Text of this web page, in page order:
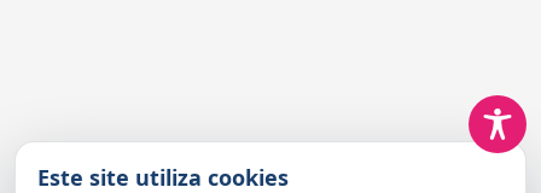
Este site utiliza cookies